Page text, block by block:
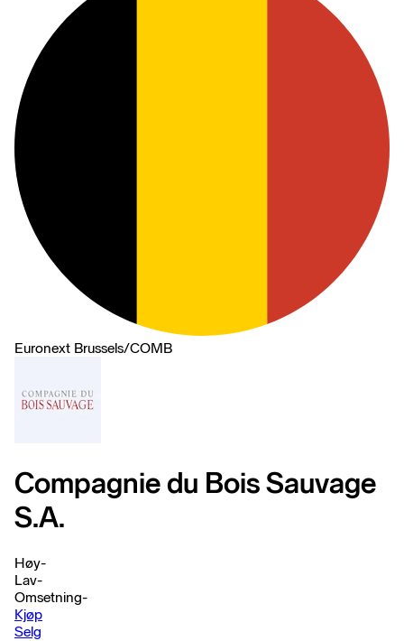
Euronext Brussels/COMB
Compagnie du Bois Sauvage
S.A.
Høy-
Lav-
Omsetning-
Kjøp
Selg